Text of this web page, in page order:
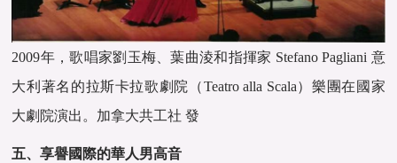
2009年，歌唱家劉玉梅、葉曲淩和指揮家 Stefano Pagliani 意
大利著名的拉斯卡拉歌劇院（Teatro alla Scala）樂團在國家
大劇院演出。加拿大共工社 發
五、享譽國際的華人男高音